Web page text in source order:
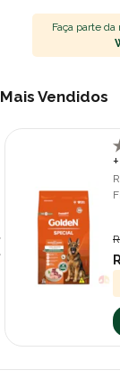
Faça parte da
Mais Vendidos